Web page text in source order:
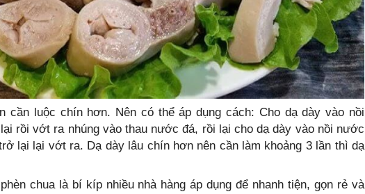
cần luộc chín hơn. Nên có thể áp dụng cách: Cho dạ dày vào nồi
rồi vớt ra nhúng vào thau nước đá, rồi lại cho dạ dày vào nồi nước
lại lại vớt ra. Dạ dày lâu chín hơn nên cần làm khoảng 3 lần thì dạ
chua là bí kíp nhiều nhà hàng áp dụng để nhanh tiện, gọn rẻ và